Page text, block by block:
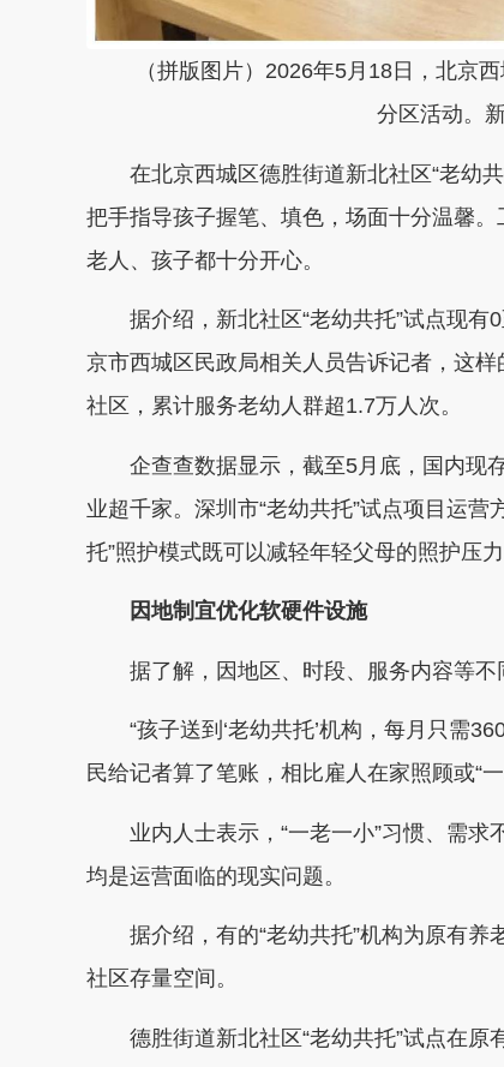
（拼版图片）2026年5月18日，北京
分区活动。
在北京西城区德胜街道新北社区“老幼
把手指导孩子握笔、填色，场面十分温馨
老人、孩子都十分开心。
据介绍，新北社区“老幼共托”试点现
京市西城区民政局相关人员告诉记者，这
社区，累计服务老幼人群超1.7万人次。
企查查数据显示，截至5月底，国内现
业超千家。深圳市“老幼共托”试点项目运
托”照护模式既可以减轻年轻父母的照护压
因地制宜优化软硬件设施
据了解，因地区、时段、服务内容等不
“孩子送到‘老幼共托’机构，每月只需
民给记者算了笔账，相比雇人在家照顾或“
业内人士表示，“一老一小”习惯、需
均是运营面临的现实问题。
据介绍，有的“老幼共托”机构为原有
社区存量空间。
德胜街道新北社区“老幼共托”试点在